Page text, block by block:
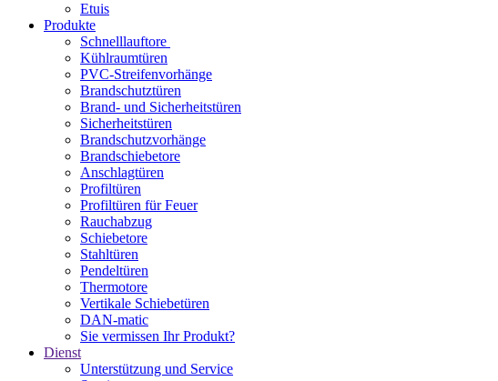
Etuis
Produkte
Schnelllauftore
Kühlraumtüren
PVC-Streifenvorhänge
Brandschutztüren
Brand- und Sicherheitstüren
Sicherheitstüren
Brandschutzvorhänge
Brandschiebetore
Anschlagtüren
Profiltüren
Profiltüren für Feuer
Rauchabzug
Schiebetore
Stahltüren
Pendeltüren
Thermotore
Vertikale Schiebetüren
DAN-matic
Sie vermissen Ihr Produkt?
Dienst
Unterstützung und Service